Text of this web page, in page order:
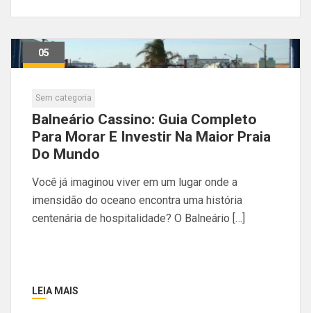
05
Sem categoria
Balneário Cassino: Guia Completo
Para Morar E Investir Na Maior Praia
Do Mundo
Você já imaginou viver em um lugar onde a
imensidão do oceano encontra uma história
centenária de hospitalidade? O Balneário […]
LEIA MAIS